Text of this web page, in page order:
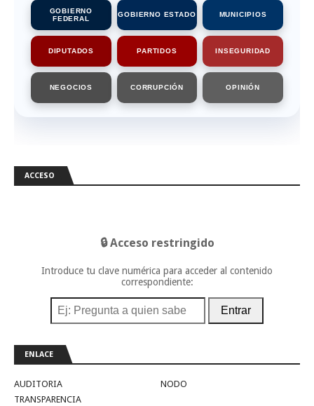
GOBIERNO
FEDERAL
GOBIERNO ESTADO MUNICIPIOS
DIPUTADOS PARTIDOS INSEGURIDAD
NEGOCIOS CORRUPCIÓN OPINIÓN
ACCESO
🔒 Acceso restringido
Introduce tu clave numérica para acceder al contenido
correspondiente:
Entrar
ENLACE
AUDITORIA
NODO
TRANSPARENCIA